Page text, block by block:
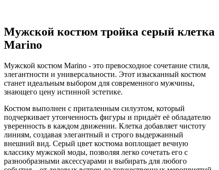
Мужской костюм тройка серый клетка
Marino
Мужской костюм Marino - это превосходное сочетание стиля,
элегантности и универсальности. Этот изысканный костюм
станет идеальным выбором для современного мужчины,
знающего цену истинной эстетике.
Костюм выполнен с приталенным силуэтом, который
подчеркивает утонченность фигуры и придаёт её обладателю
уверенность в каждом движении. Клетка добавляет чистоту
линиям, создавая элегантный и строго выдержанный
внешний вид. Серый цвет костюма воплощает вечную
классику мужской моды, позволяя легко сочетать его с
разнообразными аксессуарами и выбирать для любого